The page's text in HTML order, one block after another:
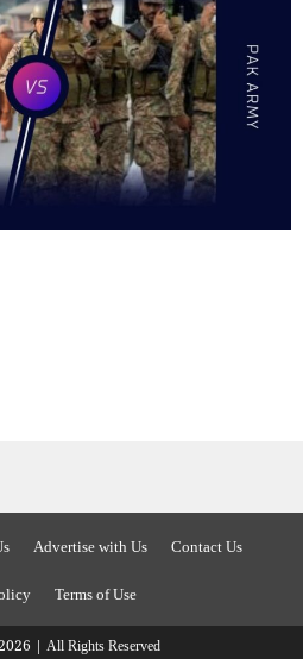
Advertise with Us
Contact Us
Terms of Use
| All Rights Reserved